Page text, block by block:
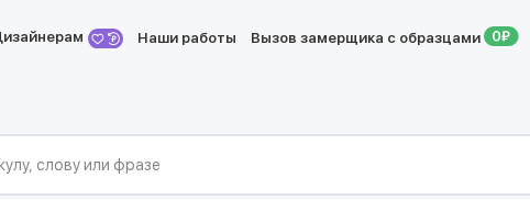
Наши работы Вызов замерщика с образцами